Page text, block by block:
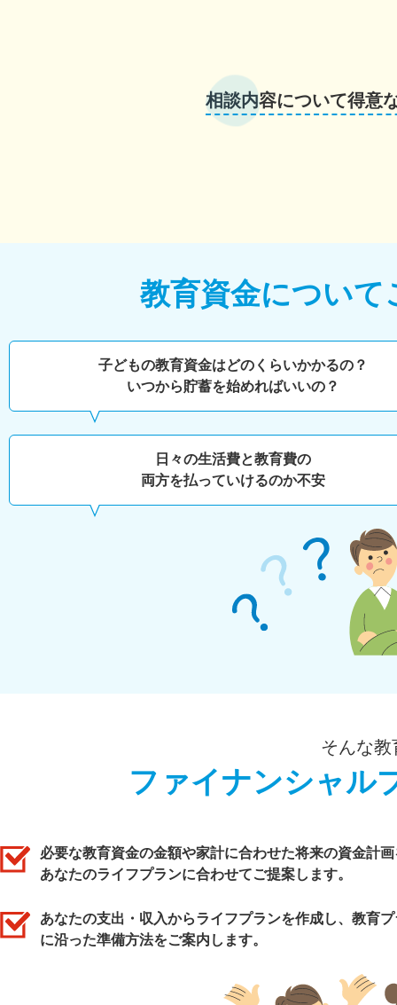
相談内容について得意
教育資金について
子どもの教育資金はどのくらいかかるの？
いつから貯蓄を始めればいいの？
日々の生活費と教育費の
両方を払っていけるのか不安
そんな
ファイナンシャル
必要な教育資金の金額や家計に合わせた将来の資金計
あなたのライフプランに合わせてご提案します。
あなたの支出・収入からライフプランを作成し、教育
に沿った準備方法をご案内します。